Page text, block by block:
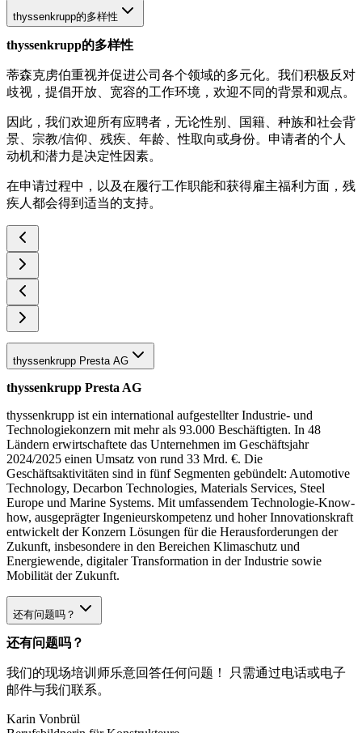
thyssenkrupp的多样性
thyssenkrupp的多样性
蒂森克虏伯重视并促进公司各个领域的多元化。我们积极反对
歧视，提倡开放、宽容的工作环境，欢迎不同的背景和观点。
因此，我们欢迎所有应聘者，无论性别、国籍、种族和社会背
景、宗教/信仰、残疾、年龄、性取向或身份。申请者的个人
动机和潜力是决定性因素。
在申请过程中，以及在履行工作职能和获得雇主福利方面，残
疾人都会得到适当的支持。
thyssenkrupp Presta AG
thyssenkrupp Presta AG
thyssenkrupp ist ein international aufgestellter Industrie- und
Technologiekonzern mit mehr als 93.000 Beschäftigten. In 48
Ländern erwirtschaftete das Unternehmen im Geschäftsjahr
2024/2025 einen Umsatz von rund 33 Mrd. €. Die
Geschäftsaktivitäten sind in fünf Segmenten gebündelt: Automotive
Technology, Decarbon Technologies, Materials Services, Steel
Europe und Marine Systems. Mit umfassendem Technologie-Know-
how, ausgeprägter Ingenieurskompetenz und hoher Innovationskraft
entwickelt der Konzern Lösungen für die Herausforderungen der
Zukunft, insbesondere in den Bereichen Klimaschutz und
Energiewende, digitaler Transformation in der Industrie sowie
Mobilität der Zukunft.
还有问题吗？
还有问题吗？
我们的现场培训师乐意回答任何问题！ 只需通过电话或电子
邮件与我们联系。
Karin Vonbrül